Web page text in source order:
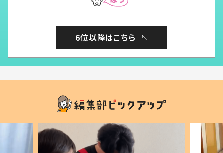
6位以降はこちら